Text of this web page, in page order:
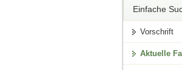
Einfache
Vorschrift
Aktuelle